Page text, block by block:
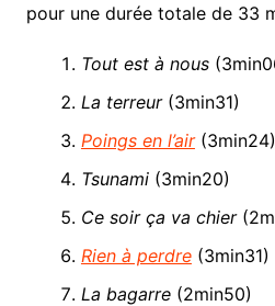
pour une durée totale de 33
Tout est à nous
La terreur(3min31)
Poings en l’air(3min24)
Tsunami(3min20)
Ce soir ça va chier
Rien à perdre(3min31)
La bagarre(2min50)